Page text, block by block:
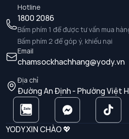
Hotline
1800 2086
Bấm phím 1 để được tư vấn mua
Bấm phím 2 để góp ý, khiếu nại
Email
chamsockhachhang@yody.vn
Địa chỉ
Đường An Định - Phường Việt
YODY XIN CHÀO 💖